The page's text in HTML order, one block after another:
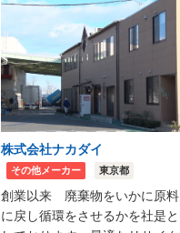
株式会社ナカダイ
その他メーカー 東京都
創業以来 廃棄物をいかに原料
に戻し循環をさせるかを社是と